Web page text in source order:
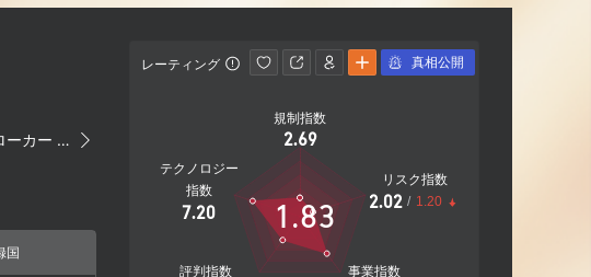
ーカー
国
レーティング
規制指数
2.69
テクノロジー
指数
7.20
評判指数 事業指数
リスク指数
2.02 / 1.20
1.83
真相公開